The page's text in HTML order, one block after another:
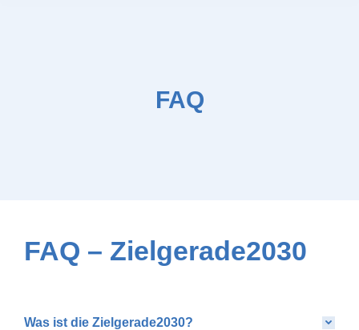
FAQ
FAQ – Zielgerade2030
Was ist die Zielgerade2030?